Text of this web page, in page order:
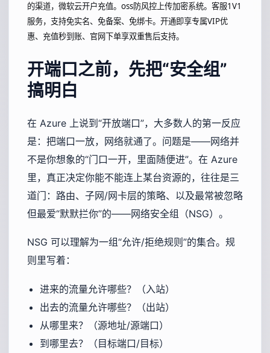
的渠道，微软云开户充值。oss防风控上传加密系统。客服1V1
服务，支持免实名、免备案、免绑卡。开通即享专属VIP优
惠、充值秒到账、官网下单享双重售后支持。
开端口之前，先把“安全组”
搞明白
在 Azure 上说到“开放端口”，大多数人的第一反应
是：把端口一放，网络就通了。问题是——网络并
不是你想象的“门口一开，里面随便进”。在 Azure
里，真正决定你能不能连上某台资源的，往往是三
道门：路由、子网/网卡层的策略、以及最常被忽略
但最爱“默默拦你”的——网络安全组（NSG）。
NSG 可以理解为一组“允许/拒绝规则”的集合。规
则里写着：
进来的流量允许哪些？（入站）
出去的流量允许哪些？（出站）
从哪里来？（源地址/源端口）
到哪里去？（目标端口/目标）